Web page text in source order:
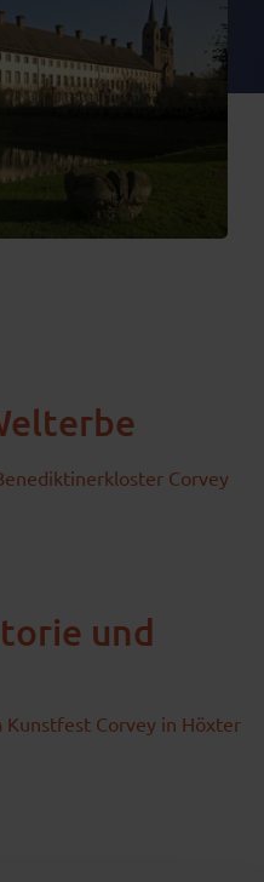
Corvey
und
Kunstfest Corvey in Höxter